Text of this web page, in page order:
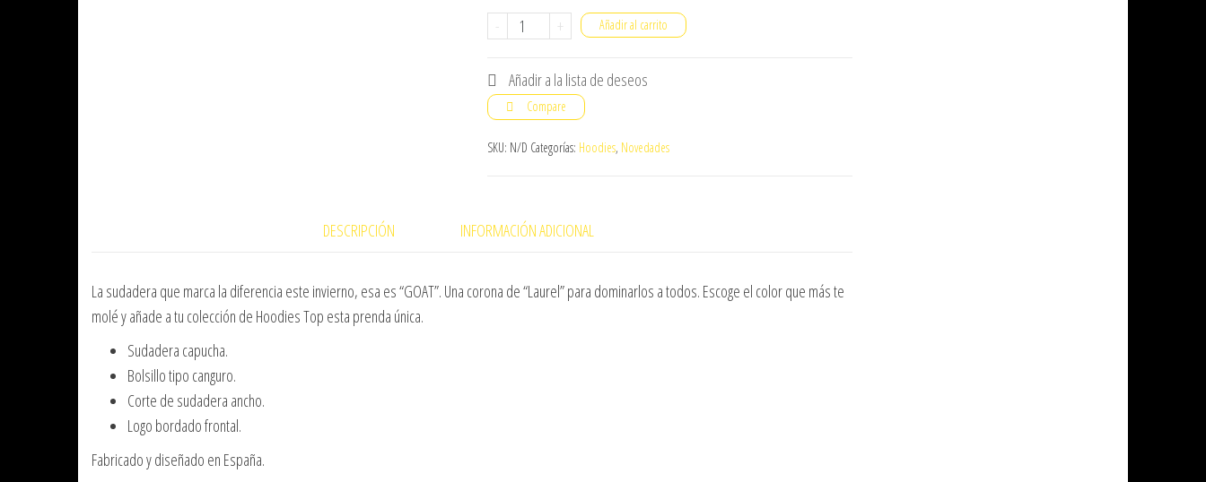
-
GOAT
+ Añadir al carrito
Añadir a la lista de deseos
Compare
SKU: N/D Categorías: Hoodies, Novedades
DESCRIPCIÓN INFORMACIÓN ADICIONAL
La sudadera que marca la diferencia este invierno, esa es “GOAT”. Una corona de “Laurel” para dominarlos a todos. Escoge el color que más te
molé y añade a tu colección de Hoodies Top esta prenda única.
Sudadera capucha.
Bolsillo tipo canguro.
Corte de sudadera ancho.
Logo bordado frontal.
Fabricado y diseñado en España.